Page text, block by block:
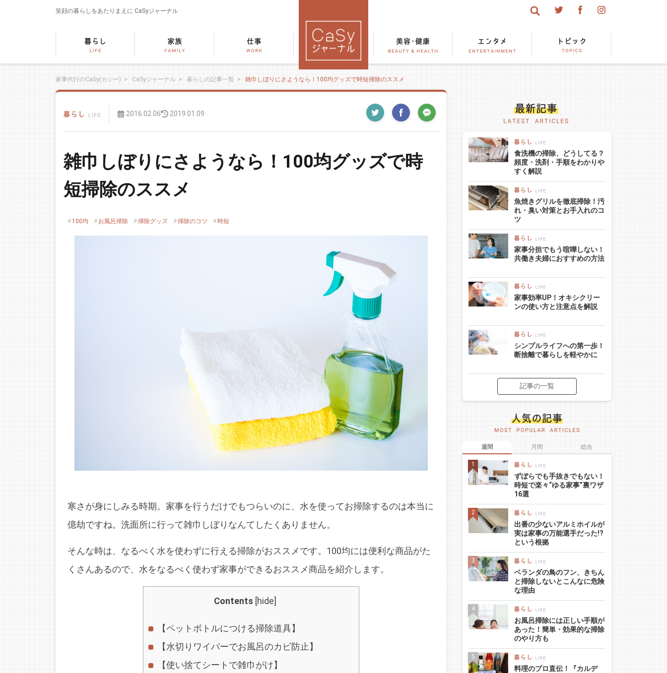
笑顔の暮らしをあたりまえに CaSyジャーナル
家事代行のCaSy(カジー) > CaSyジャーナル > 暮らしの記事一覧 > 雑巾しぼりにさようなら！100均グッズで時短掃除のススメ
2016.02.06 2019.01.09
雑巾しぼりにさようなら！100均グッズで時
短掃除のススメ
100均 お風呂掃除 掃除グッズ 掃除のコツ 時短
寒さが身にしみる時期。家事を行うだけでもつらいのに、水を使ってお掃除するのは本当に
億劫ですね。洗面所に行って雑巾しぼりなんてしたくありません。
そんな時は、なるべく水を使わずに行える掃除がおススメです。100均には便利な商品がた
くさんあるので、水をなるべく使わず家事ができるおススメ商品を紹介します。
Contents [hide]
【ペットボトルにつける掃除道具】
【水切りワイパーでお風呂のカビ防止】
【使い捨てシートで雑巾がけ】
食洗機の掃除、どうしてる？
頻度・洗剤・手順をわかりや
すく解説
魚焼きグリルを徹底掃除！汚
れ・臭い対策とお手入れのコ
ツ
家事分担でもう喧嘩しない！
共働き夫婦におすすめの方法
家事効率UP！オキシクリー
ンの使い方と注意点を解説
シンプルライフへの第一歩！
断捨離で暮らしを軽やかに
記事の一覧
週間 月間 総合
ずぼらでも手抜きでもない！
時短で楽々“ゆる家事”裏ワザ
16選
出番の少ないアルミホイルが
実は家事の万能選手だった!?
という根拠
ベランダの鳥のフン、きちん
と掃除しないとこんなに危険
な理由
お風呂掃除には正しい手順が
あった！簡単・効果的な掃除
のやり方も
料理のプロ直伝！『カルデ